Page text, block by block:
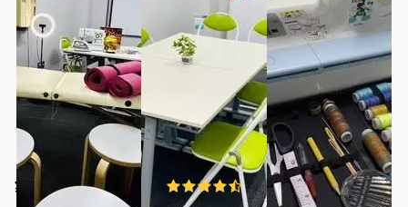
¥110 〜 ¥1098 /時間 4.5 (6件)